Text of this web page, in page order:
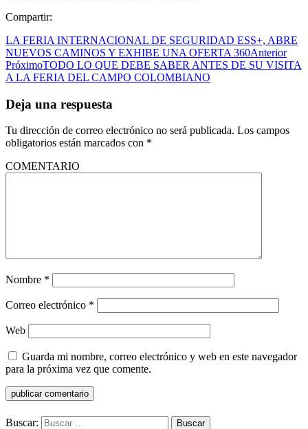
Compartir:
LA FERIA INTERNACIONAL DE SEGURIDAD ESS+, ABRE
NUEVOS CAMINOS Y EXHIBE UNA OFERTA 360Anterior
PróximoTODO LO QUE DEBE SABER ANTES DE SU VISITA
A LA FERIA DEL CAMPO COLOMBIANO
Deja una respuesta
Tu dirección de correo electrónico no será publicada. Los campos
obligatorios están marcados con *
COMENTARIO
Nombre *
Correo electrónico *
Web
Guarda mi nombre, correo electrónico y web en este navegador
para la próxima vez que comente.
Buscar: